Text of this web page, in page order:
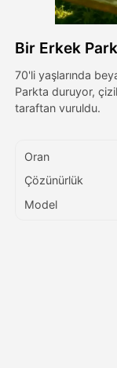
Galeri
Fiyatlandırma
Bir Erkek
70'li yaşlarında
Parkta duruyor,
taraftan vuruldu.
Oran
Çözünürlük
Model